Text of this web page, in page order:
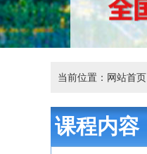
当前位置：网站首页
课程内容